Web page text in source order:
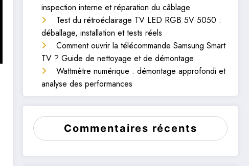
inspection interne et réparation du câblage
Test du rétroéclairage TV LED RGB 5V 5050 :
déballage, installation et tests réels
Comment ouvrir la télécommande Samsung Smart
TV ? Guide de nettoyage et de démontage
Wattmètre numérique : démontage approfondi et
analyse des performances
Commentaires récents